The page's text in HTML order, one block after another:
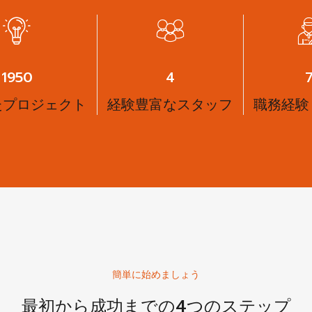
2588
ロジェクト
6
経験豊富なスタッフ
9
職務経験
簡単に始めましょう
最初から成功までの4つのステップ